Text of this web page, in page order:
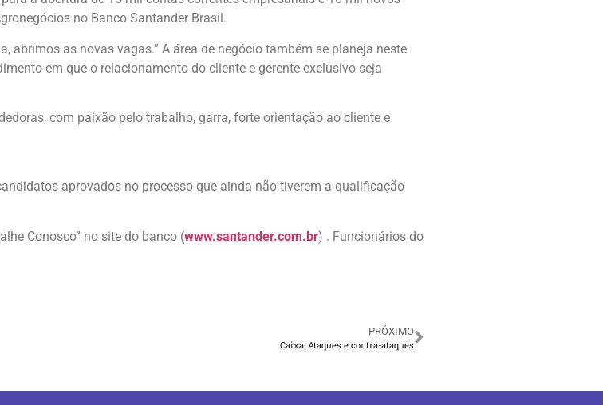
no Banco Santander Brasil.
abrimos as novas vagas.” A área de negócio também se planeja neste
em que o relacionamento do cliente e gerente exclusivo seja
com paixão pelo trabalho, garra, forte orientação ao cliente e
aprovados no processo que ainda não tiverem a qualificação
Conosco” no site do banco (www.santander.com.br) . Funcionários do
PRÓXIMO
Caixa: Ataques e contra-ataques